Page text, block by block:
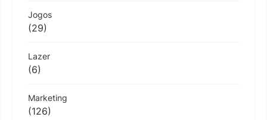
Jogos
(29)
Lazer
(6)
Marketing
(126)